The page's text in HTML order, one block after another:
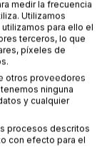
destino se
Cada
contribuye a la
vidas. En
un viaje
de diversos
maneras
ciudad
del mundo, este
medir la frecuencia
Utilizamos
para ello el
terceros, lo que
píxeles de
otros proveedores
ninguna
y cualquier
procesos descritos
con efecto para el